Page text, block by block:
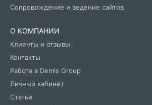
Сопровождение и ведение сайтов
О КОМПАНИИ
Клиенты и отзывы
Контакты
Работа в Demis Group
Личный кабинет
Статьи